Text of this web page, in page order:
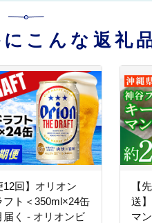
こんな返礼
12回】オリオン
フト＜350ml×24缶
届く - オリオンビ
【
送
マ